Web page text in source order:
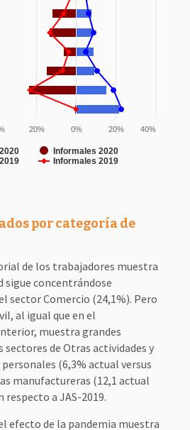
Informales 2020
Informales 2019
20% 0% 20% 40%
por categoría de
de los trabajadores muestra
sigue concentrándose
sector Comercio (24,1%). Pero
al igual que en el
muestra grandes
de Otras actividades y
(6,3% actual versus
manufactureras (12,1 actual
respecto a JAS-2019.
efecto de la pandemia muestra